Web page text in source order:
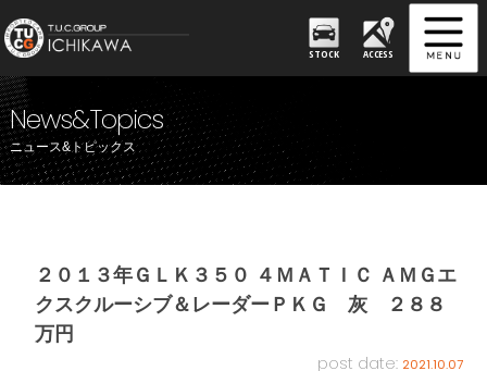
STOCK ACCESS
News&Topics
ニュース&トピックス
２０１３年ＧＬＫ３５０ ４ＭＡＴＩＣ ＡＭＧエ
クスクルーシブ＆レーダーＰＫＧ 灰 ２８８
万円
post date: 2021.10.07